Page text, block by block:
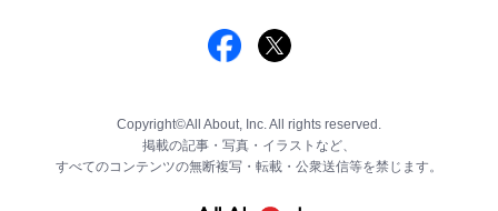
Copyright©All About, Inc. All rights reserved.
掲載の記事・写真・イラストなど、
すべてのコンテンツの無断複写・転載・公衆送信等を禁じます。